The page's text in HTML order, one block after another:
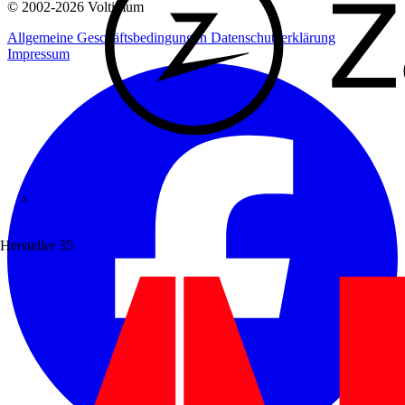
Hersteller 35
© 2002-2026 Voltimum
Allgemeine Geschäftsbedingungen Datenschutzerklärung
Impressum